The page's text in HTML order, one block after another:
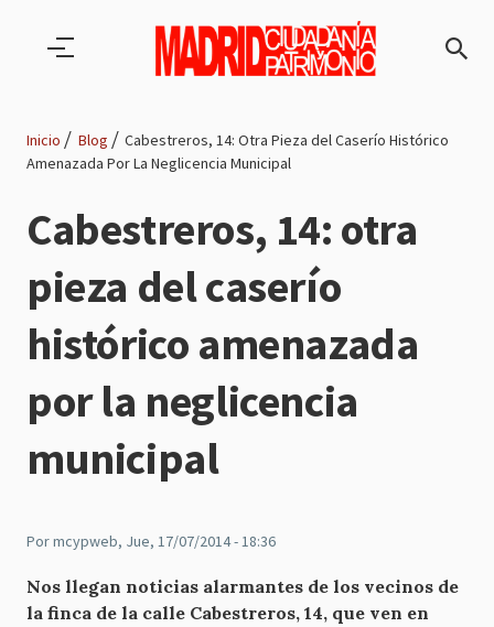
de
navegación
Inicio Blog
Cabestreros, 14: Otra Pieza del Caserío Histórico
Amenazada Por La Neglicencia Municipal
Cabestreros, 14: otra
pieza del caserío
histórico amenazada
por la neglicencia
municipal
Pormcypweb, Jue, 17/07/2014 - 18:36
Nos llegan noticias alarmantes de los vecinos de
la finca de la calle Cabestreros, 14, que ven en